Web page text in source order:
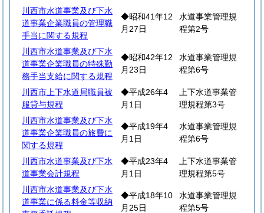
川西市水道事業及び下水
道事業企業職員の管理職
手当に関する規程
◆昭和41年12
月27日
水道事業管理規
程第2号
川西市水道事業及び下水
道事業企業職員の特殊勤
務手当支給に関する規程
◆昭和42年12
月23日
水道事業管理規
程第6号
川西市上下水道局職員被
服貸与規程
◆平成26年4
月1日
上下水道事業管
理規程第3号
川西市水道事業及び下水
道事業企業職員の旅費に
関する規程
◆平成19年4
月1日
水道事業管理規
程第6号
川西市水道事業及び下水
道事業会計規程
◆平成23年4
月1日
上下水道事業管
理規程第5号
川西市水道事業及び下水
道事業に係る料金等収納
◆平成18年10
月25日
水道事業管理規
程第5号